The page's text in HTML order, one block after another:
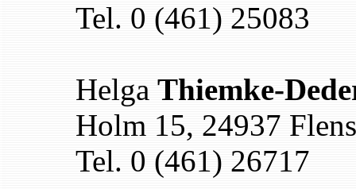
Tel. 0 (461) 25083
Helga Thiemke-
Holm 15, 24937
Tel. 0 (461) 26717